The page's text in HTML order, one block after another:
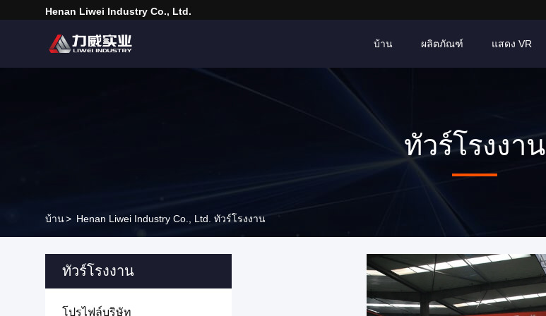
Henan Liwei Industry Co., Ltd.
บ้าน ผลิตภัณฑ์ แสดง VR
ทัวร์โรงงาน
บ้าน> Henan Liwei Industry Co., Ltd. ทัวร์โรงงาน
ทัวร์โรงงาน
โปรไฟล์บริษัท